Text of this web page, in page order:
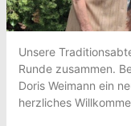
Unsere
Runde zusammen.
Doris Weimann ein
herzliches